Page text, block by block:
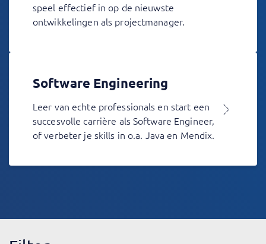
speel effectief in op de nieuwste
ontwikkelingen als projectmanager.
Software Engineering
Leer van echte professionals en start een
succesvolle carrière als Software Engineer,
of verbeter je skills in o.a. Java en Mendix.